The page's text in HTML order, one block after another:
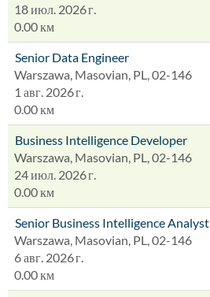
18 июл. 2026 г.
0.00 км
Senior Data Engineer
Warszawa, Masovian, PL, 02-146
1 авг. 2026 г.
0.00 км
Business Intelligence Developer
Warszawa, Masovian, PL, 02-146
24 июл. 2026 г.
0.00 км
Senior Business Intelligence Analyst
Warszawa, Masovian, PL, 02-146
6 авг. 2026 г.
0.00 км